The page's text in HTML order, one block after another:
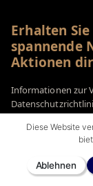
Erhalten
spannende
Aktionen
Informationen zur
Diese Website
Ablehnen